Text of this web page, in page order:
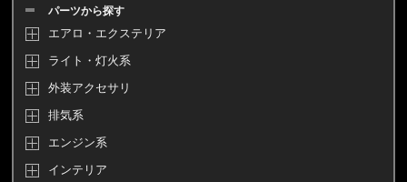
パーツから探す
エアロ・エクステリア
ライト・灯火系
外装アクセサリ
排気系
エンジン系
インテリア